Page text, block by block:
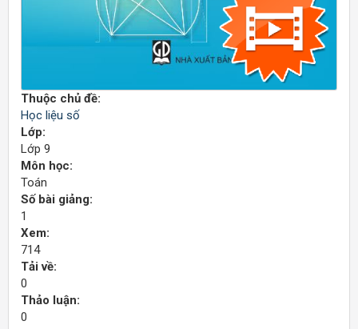
Thuộc chủ đề:
Học liệu số
Lớp:
Lớp 9
Môn học:
Toán
Số bài giảng:
1
Xem:
714
Tải về:
0
Thảo luận:
0